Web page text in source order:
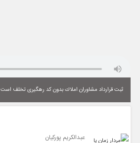
ثبت قرارداد مشاوران املاك بدون كد رهگیری تخلف است
عبدالکریم پورکیان